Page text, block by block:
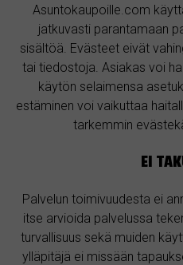
Asuntokaupoille.com
jatkuvasti parantamaan
sisältöä. Evästeet eivät
tai tiedostoja. Asiakas voi
käytön selaimensa
estäminen voi vaikuttaa
tarkemmin
EI
Palvelun toimivuudesta ei
itse arvioida palvelussa
turvallisuus sekä muiden
ylläpitäjä ei missään